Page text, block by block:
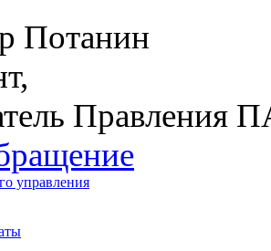
Потанин
Правления
управления